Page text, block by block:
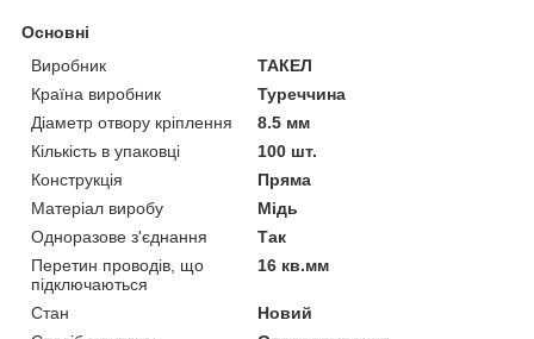
Основні
Виробник
ТАКЕЛ
Країна виробник
Туреччина
Діаметр отвору кріплення
8.5 мм
Кількість в упаковці
100 шт.
Конструкція
Пряма
Матеріал виробу
Мідь
Одноразове з'єднання
Так
Перетин проводів, що
підключаються
16 кв.мм
Стан
Новий